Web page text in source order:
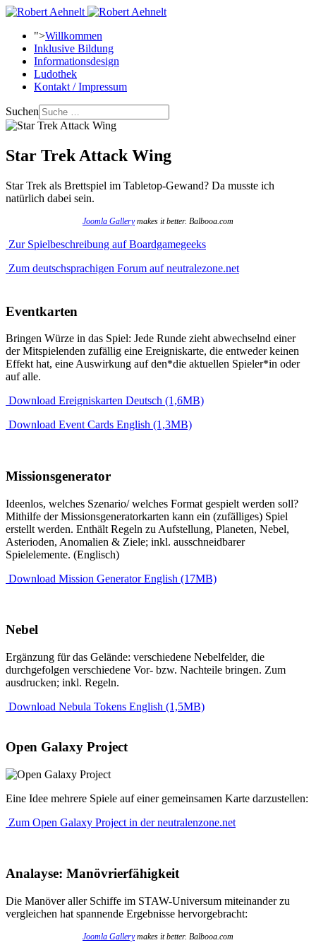
">Willkommen
Inklusive Bildung
Informationsdesign
Ludothek
Kontakt / Impressum
Suchen
Star Trek Attack Wing
Star Trek als Brettspiel im Tabletop-Gewand? Da musste ich
natürlich dabei sein.
Joomla Gallerymakes it better. Balbooa.com
Zur Spielbeschreibung auf Boardgamegeeks
Zum deutschsprachigen Forum auf neutralezone.net
Eventkarten
Bringen Würze in das Spiel: Jede Runde zieht abwechselnd einer
der Mitspielenden zufällig eine Ereigniskarte, die entweder keinen
Effekt hat, eine Auswirkung auf den*die aktuellen Spieler*in oder
auf alle.
Download Ereigniskarten Deutsch (1,6MB)
Download Event Cards English (1,3MB)
Missionsgenerator
Ideenlos, welches Szenario/ welches Format gespielt werden soll?
Mithilfe der Missionsgeneratorkarten kann ein (zufälliges) Spiel
erstellt werden. Enthält Regeln zu Aufstellung, Planeten, Nebel,
Asterioden, Anomalien & Ziele; inkl. ausschneidbarer
Spielelemente. (Englisch)
Download Mission Generator English (17MB)
Nebel
Ergänzung für das Gelände: verschiedene Nebelfelder, die
durchgefolgen verschiedene Vor- bzw. Nachteile bringen. Zum
ausdrucken; inkl. Regeln.
Download Nebula Tokens English (1,5MB)
Open Galaxy Project
Eine Idee mehrere Spiele auf einer gemeinsamen Karte darzustellen:
Zum Open Galaxy Project in der neutralenzone.net
Analayse: Manövrierfähigkeit
Die Manöver aller Schiffe im STAW-Universum miteinander zu
vergleichen hat spannende Ergebnisse hervorgebracht:
Joomla Gallerymakes it better. Balbooa.com